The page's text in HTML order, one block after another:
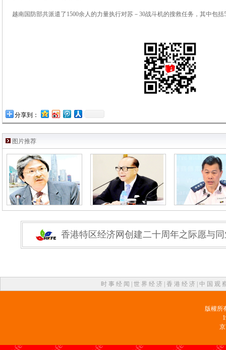
越南国防部共派遣了1500余人的力量执行对苏－30战斗机的搜救任务，其中包括
分享到：
图片推荐
香港特区经济网创建二十周年之际愿与
时 事 经 闻 世 界 经 济 香 港 经 济 中 国 观
版權所
京